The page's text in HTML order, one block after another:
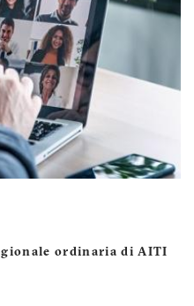
ordinaria di AITI